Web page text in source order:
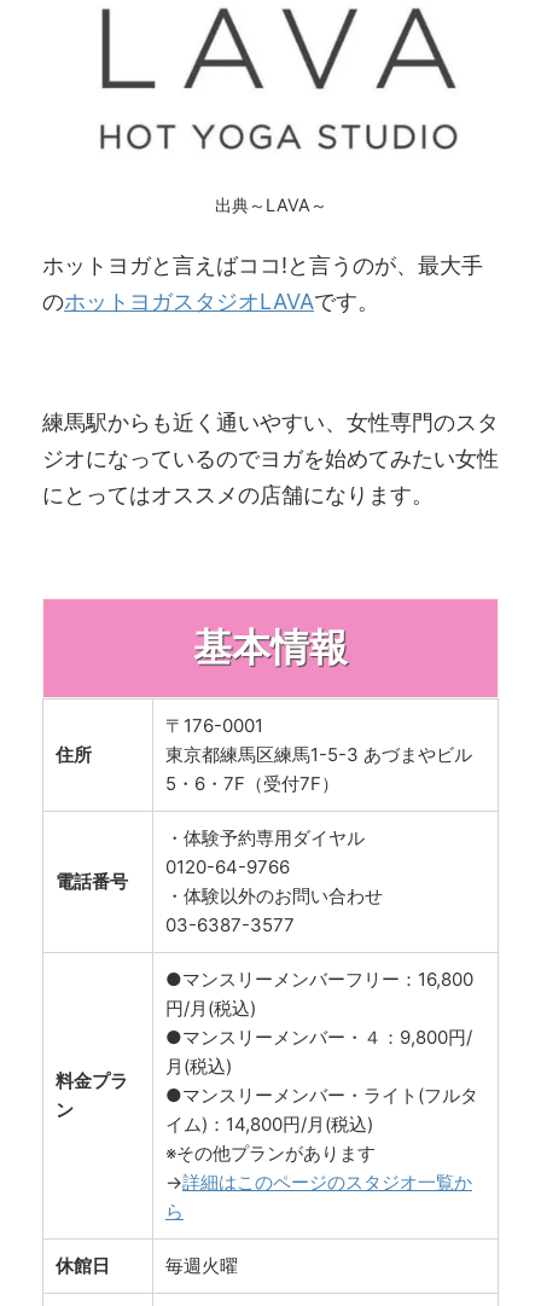
出典～LAVA～
ホットヨガと言えばココ!と言うのが、最大手
のホットヨガスタジオLAVAです。
練馬駅からも近く通いやすい、女性専門のスタ
ジオになっているのでヨガを始めてみたい女性
にとってはオススメの店舗になります。
基本情報
住所
〒176-0001
東京都練馬区練馬1-5-3 あづまやビル
5・6・7F（受付7F）
電話番号
・体験予約専用ダイヤル
0120-64-9766
・体験以外のお問い合わせ
03-6387-3577
料金プラ
ン
●マンスリーメンバーフリー：16,800
円/月(税込)
●マンスリーメンバー・４：9,800円/
月(税込)
●マンスリーメンバー・ライト(フルタ
イム)：14,800円/月(税込)
※その他プランがあります
→詳細はこのページのスタジオ一覧か
ら
休館日 毎週火曜